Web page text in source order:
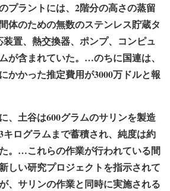
プラントには、2階分の高さの蒸留
体のための無数のステンレス貯蔵タ
装置、熱交換器、ポンプ、コンピュ
が含まれていた。…のちに国連は、
かかった推定費用が3000万ドルと報
、土谷は600グラムのサリンを製造
キログラムまで蓄積され、純度は約
。…これらの作業が行われている間
しい研究プロジェクトを指示されて
、サリンの作業と同時に実施される